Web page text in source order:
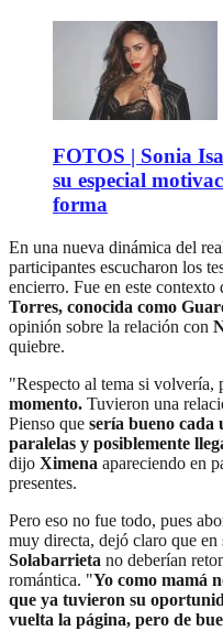
FOTOS | Sonia
su especial
forma
En una nueva dinámica del
participantes escucharon los
encierro. Fue en este contexto
Torres, conocida como
opinión sobre la relación con
quiebre.
"Respecto al tema si volvería,
momento. Tuvieron una
Pienso que sería bueno cada
paralelas y posiblemente
dijo Ximena apareciendo en
presentes.
Pero eso no fue todo, pues
muy directa, dejó claro que en
Solabarrieta no deberían
romántica. "Yo como mamá
que ya tuvieron su
vuelta la página, pero de